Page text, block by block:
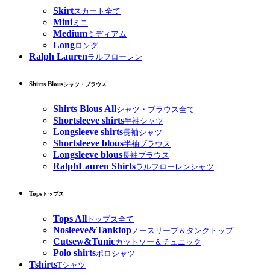
Skirtスカート全て
Miniミニ
Medium ミディアム
Longロング
Ralph Laurenラルフローレン
Shirts Blousシャツ・ブラウス
Shirts Blous Allシャツ・ブラウス全て
Shortsleeve shirts半袖シャツ
Longsleeve shirts長袖シャツ
Shortsleeve blous半袖ブラウス
Longsleeve blous長袖ブラウス
RalphLauren Shirtsラルフローレンシャツ
Tops トップス
Tops All トップス全て
Nosleeve&Tanktopノースリーブ＆タンクトップ
Cutsew&Tunicカットソー＆チュニック
Polo shirtsポロシャツ
TshirtsTシャツ